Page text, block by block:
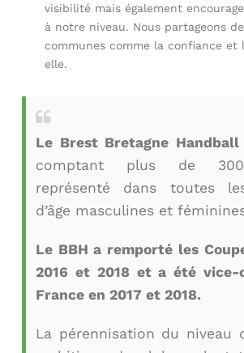
visibilité mais également
à notre niveau. Nous partageons
communes comme la confiance et
elle.
Le Brest Bretagne Handball
comptant plus de 300
représenté dans toutes
d’âge masculines et
Le BBH a remporté les
2016 et 2018 et a été vice-
France en 2017 et 2018.
La pérennisation du niveau